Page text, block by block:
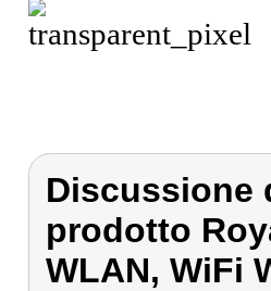
Discussione
prodotto
WLAN, WiFi